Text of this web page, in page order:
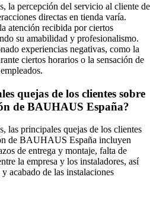
la percepción del servicio al cliente de
directas en tienda varía.
atención recibida por ciertos
su amabilidad y profesionalismo.
experiencias negativas, como la
ciertos horarios o la sensación de
quejas de los clientes sobre
de BAUHAUS España?
las principales quejas de los clientes
de BAUHAUS España incluyen
de entrega y montaje, falta de
la empresa y los instaladores, así
acabado de las instalaciones